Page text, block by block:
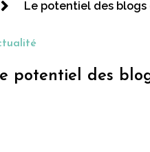
Le potentiel des blogs
potentiel des